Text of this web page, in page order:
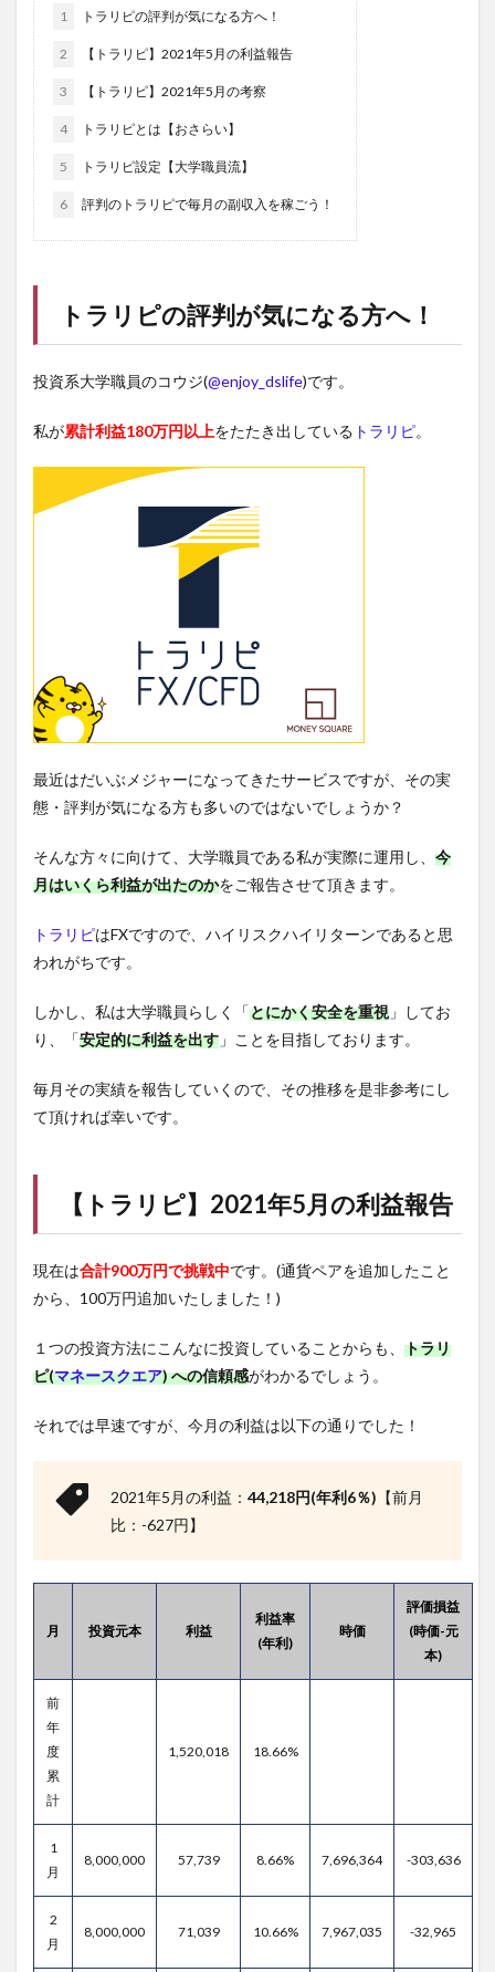
1 トラリピの評判が気になる方へ！
2 【トラリピ】2021年5月の利益報告
3 【トラリピ】2021年5月の考察
4 トラリピとは【おさらい】
5 トラリピ設定【大学職員流】
6 評判のトラリピで毎月の副収入を稼ごう！
トラリピの評判が気になる方へ！
投資系大学職員のコウジ(@enjoy_dslife)です。
私が累計利益180万円以上をたたき出している トラリピ。
最近はだいぶメジャーになってきたサービスですが、その実
態・評判が気になる方も多いのではないでしょうか？
そんな方々に向けて、大学職員である私が実際に運用し、 今
月はいくら利益が出たのかをご報告させて頂きます。
トラリピはFXですので、ハイリスクハイリターンであると思
われがちです。
しかし、私は大学職員らしく「とにかく安全を重視 」してお
り、「安定的に利益を出す 」ことを目指しております。
毎月その実績を報告していくので、その推移を是非参考にし
て頂ければ幸いです。
【 トラリピ】2021年5月の利益報告
現在は合計900万円で挑戦中です。(通貨ペアを追加したこと
から、100万円追加いたしました！)
１つの投資方法にこんなに投資していることからも、 トラリ
ピ(マネースクエア) への信頼感がわかるでしょう。
それでは早速ですが、今月の利益は以下の通りでした！
2021年5月の利益： 44,218円(年利6％) 【前月
比：-627円】
月 投資元本 利益
利益率
(年利)
時価
評価損益
(時価-元
本)
前
年
度
累
計
1,520,018 18.66%
1
月
8,000,000 57,739 8.66% 7,696,364 -303,636
2
月
8,000,000 71,039 10.66% 7,967,035 -32,965